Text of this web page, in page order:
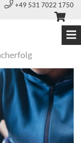
+49 531 7022 1750